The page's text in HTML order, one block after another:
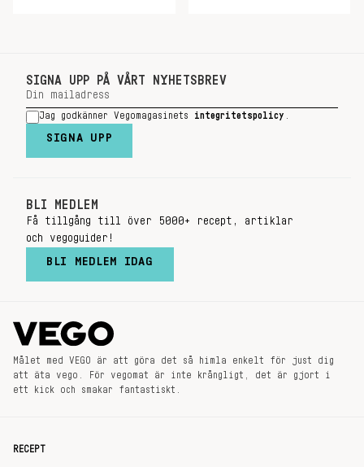
SIGNA UPP PÅ VÅRT NYHETSBREV
Jag godkänner Vegomagasinets integritetspolicy
SIGNA UPP
BLI MEDLEM
Få tillgång till över 5000+ recept, artiklar
och vegoguider!
BLI MEDLEM IDAG
Målet med VEGO är att göra det så himla enkelt för just dig
att äta vego. För vegomat är inte krångligt, det är gjort i
ett kick och smakar fantastiskt.
RECEPT